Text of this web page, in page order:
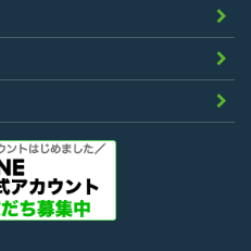
ど当社の判断により
ることがあります。
利用）